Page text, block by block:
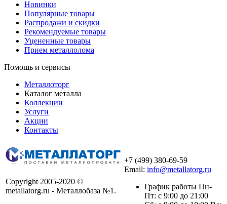
Новинки
Популярные товары
Распродажи и скидки
Рекомендуемые товары
Уцененные товары
Прием металлолома
Помощь и сервисы
Металлоторг
Каталог металла
Коллекции
Услуги
Акции
Контакты
Copyright 2005-2020 ©
metallatorg.ru - Металлобаза №1.
+7 (499) 380-69-59
Email: info@metallatorg.ru
График работы Пн-
Пт: с 9:00 до 21:00